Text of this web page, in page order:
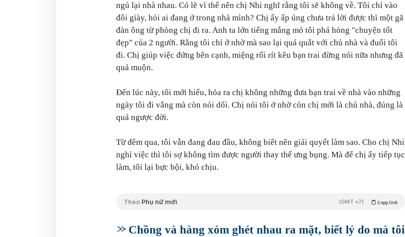
ngủ lại nhà nhau. Có lẽ vì thế nên chị Nhi nghĩ rằng tôi sẽ không về. Tôi chỉ vào
đôi giày, hỏi ai đang ở trong nhà mình? Chị ấy ấp úng chưa trả lời được thì một gã
đàn ông từ phòng chị đi ra. Anh ta lớn tiếng mắng mỏ tôi phá hỏng "chuyện tốt
đẹp" của 2 người. Rằng tôi chỉ ở nhờ mà sao lại quá quắt với chủ nhà và đuổi tôi
đi. Chị giúp việc đứng bên cạnh, miệng rối rít kêu bạn trai đừng nói nữa nhưng đã
quá muộn.
Đến lúc này, tôi mới hiểu, hóa ra chị không những đưa bạn trai về nhà vào những
ngày tôi đi vắng mà còn nói dối. Chị nói tôi ở nhờ còn chị mới là chủ nhà, đúng là
quá ngược đời.
Từ đêm qua, tôi vẫn đang đau đầu, không biết nên giải quyết làm sao. Cho chị Nhi
nghỉ việc thì tôi sợ không tìm được người thay thế ưng bụng. Mà để chị ấy tiếp tục
làm, tôi lại bực bội, khó chịu.
Theo Phụ nữ mới Copy link
(GMT +7)
Chồng và hàng xóm ghét nhau ra mặt, biết lý do mà tôi